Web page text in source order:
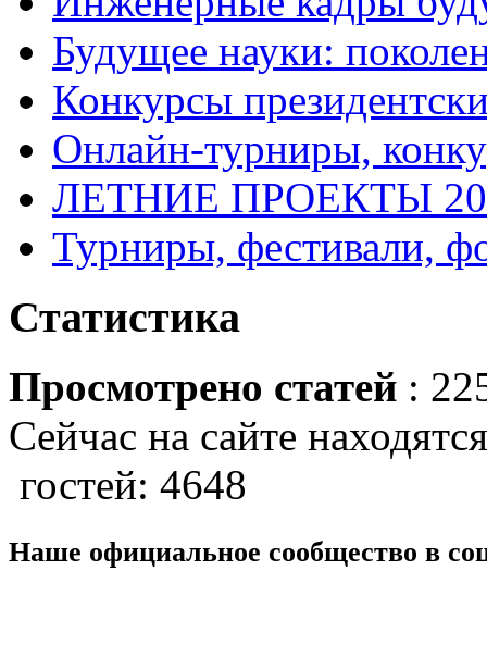
Будущее науки:
Конкурсы
Онлайн-турниры,
ЛЕТНИЕ ПРОЕКТЫ
Турниры, фестивали,
Статистика
Просмотрено статей :
Сейчас на сайте
гостей: 4648
Наше официальное сообщество в